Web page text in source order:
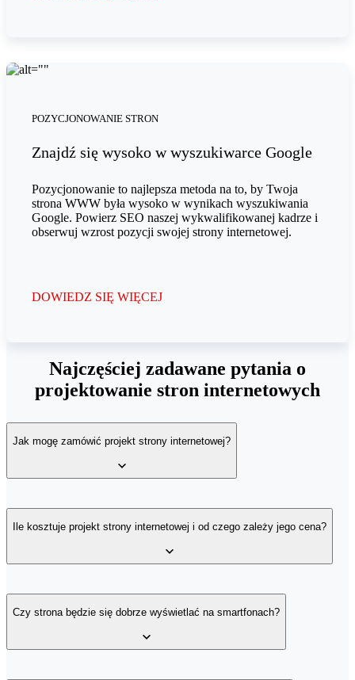
POZYCJONOWANIE STRON
Znajdź się wysoko w wyszukiwarce Google
Pozycjonowanie to najlepsza metoda na to, by Twoja
strona WWW była wysoko w wynikach wyszukiwania
Google. Powierz SEO naszej wykwalifikowanej kadrze i
obserwuj wzrost pozycji swojej strony internetowej.
DOWIEDZ SIĘ WIĘCEJ
Najczęściej zadawane pytania o
projektowanie stron internetowych
Jak mogę zamówić projekt strony internetowej?
Aby zamówić projekt strony internetowej, wystarczy wypełnić
formularz kontaktowy dostępny na tej stronie. Skontaktujemy się z
zaproponować najlepsze rozwiązania.
Ile kosztuje projekt strony internetowej i od czego zależy jego cena?
Wpływ na cenę projektu strony internetowej ma przede wszystkim
wielkość i złożoność serwisu. Inny koszt będzie miała prosta strona
Każdy projekt wyceniamy po zapoznaniu się z wymaganiami i
Czy strona będzie się dobrze wyświetlać na smartfonach?